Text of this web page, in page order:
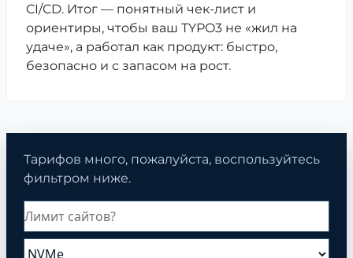
CI/CD. Итог — понятный чек-лист и
ориентиры, чтобы ваш TYPO3 не «жил на
удаче», а работал как продукт: быстро,
безопасно и с запасом на рост.
Тарифов много, пожалуйста, воспользуйтесь
фильтром ниже.